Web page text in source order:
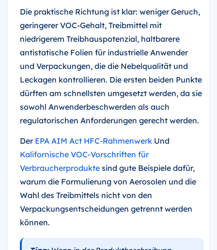
Die praktische Richtung ist klar: weniger Geruch,
geringerer VOC-Gehalt, Treibmittel mit
niedrigerem Treibhauspotenzial, haltbarere
antistatische Folien für industrielle Anwender
und Verpackungen, die die Nebelqualität und
Leckagen kontrollieren. Die ersten beiden Punkte
dürften am schnellsten umgesetzt werden, da sie
sowohl Anwenderbeschwerden als auch
regulatorischen Anforderungen gerecht werden.
Der EPA AIM Act HFC-Rahmenwerk Und
Kalifornische VOC-Vorschriften für
Verbraucherprodukte sind gute Beispiele dafür,
warum die Formulierung von Aerosolen und die
Wahl des Treibmittels nicht von den
Verpackungsentscheidungen getrennt werden
können.